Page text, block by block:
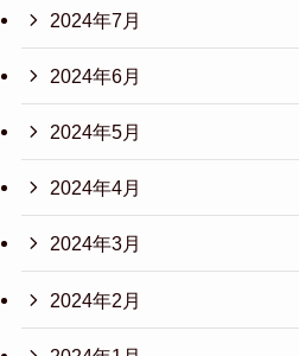
2024年7月
2024年6月
2024年5月
2024年4月
2024年3月
2024年2月